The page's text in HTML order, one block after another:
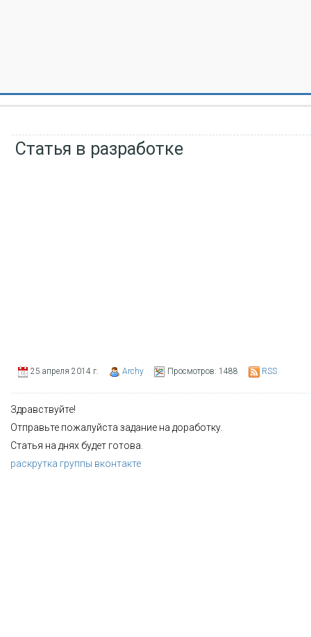
Статья в разработке
25 апреля 2014 г. Archy Просмотров: 1488 RSS
Здравствуйте!
Отправьте пожалуйста задание на доработку.
Статья на днях будет готова.
раскрутка группы вконтакте